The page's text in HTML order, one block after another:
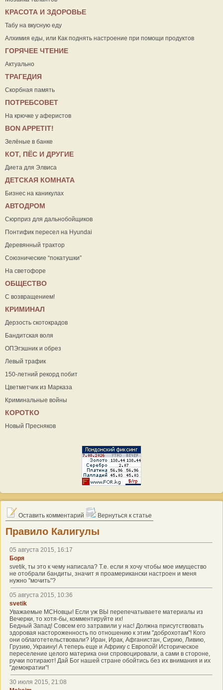
КРАСОТА И ЗДОРОВЬЕ
Табу на вкусную еду
Алхимия еды, или Как поднять настроение при помощи продуктов
ГОРЯЧЕЕ ЧТЕНИЕ
Актуально
ТРАГЕДИЯ
Скорбная память
ПОТРЕБСОВЕТ
На крючке у аферистов
ВON APPETIT!
Зелёные в банке
КОТ, ПЁС И ДРУГИЕ
Диета для Элвиса
ДЕТСКАЯ КОМНАТА
Бизнес на каникулах
АВТОДРОМ
Сюрприз для дальнобойщиков
Понтифик пересел на Hyundai
Деревянный трактор
Союзнические “покатушки”
На светофоре
ОБЩЕСТВО
С возвращением!
КРИМИНАЛ
Дерзость скотокрадов
Бандитская воля
ОПЭгэшник и обрез
Левый трафик
150-летний рекорд побит
Цветметчик из Марказа
Криминальные войны
КОРОТКО
Новый Пресняков
Оставить комментарий Вернуться к статье
Правило Калигулы
05 августа 2015, 16:17
Боря
svetik, ты это к чему написала? Т.е. если я хочу чтобы мое имущество
не отобрали бандиты, значит я проамерикански настроен и меня
нужно "мочить"?
05 августа 2015, 10:36
svetik
Уважаемые МСНовцы! Если уж ВЫ перепечатываете материалы из
Вечерки, то хотя-бы, комментируйте их!
Бедный Запад! Совсем его затравили у нас! Должна присутствовать
здоровая настороженность по отношению к этим "доброхотам"! Кого
они облаготетельствовали? Иран, Ирак, Афганистан, Сирию, Ливию,
Грузию, Украину! А теперь еще и Африку с Европой! Историческое
переселение целого материка они спровоцировали, а сами в стороне,
ручки потирают! Дай Бог нашей стране обойтись без их внимания и их
"демократии"!
30 июля 2015, 21:08